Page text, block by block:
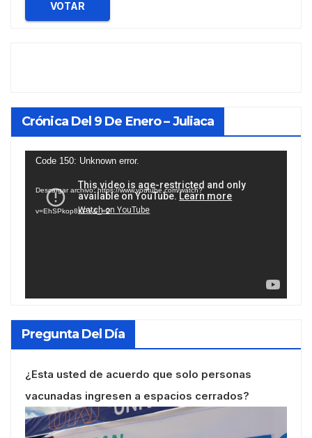
VOTAR
Crónica Del 9 De Enero – Juliaca
Reproductor
vídeo
Code 150: Unknown error.
Descargar archivo: https://www.youtube.com/watch?
v=EhSPkop8KPY&_=2
Pregunta Del Día
¿Esta usted de acuerdo que solo personas
vacunadas ingresen a espacios cerrados?